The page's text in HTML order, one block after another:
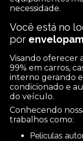
necessidade.
Você está no
por
Visando oferecer
99% em carros,
interno gerando
condicionado e
do veículo.
Conhecendo
trabalhos como:
películas